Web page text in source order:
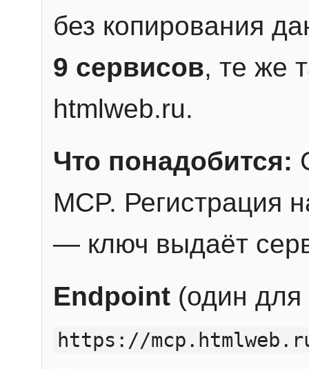
без копирования
9 сервисов, те же
htmlweb.ru.
Что понадобится:
MCP. Регистрация
— ключ выдаёт
Endpoint (один для
https://